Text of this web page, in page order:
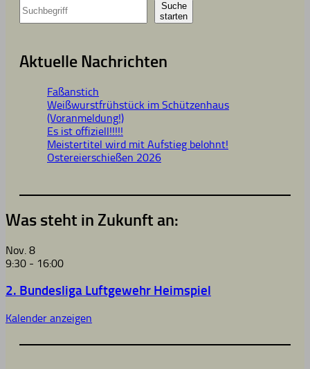
Suche
starten
Aktuelle Nachrichten
Faßanstich
Weißwurstfrühstück im Schützenhaus
(Voranmeldung!)
Es ist offiziell!!!!!
Meistertitel wird mit Aufstieg belohnt!
Ostereierschießen 2026
Was steht in Zukunft an:
Nov. 8
9:30 - 16:00
2. Bundesliga Luftgewehr Heimspiel
Kalender anzeigen